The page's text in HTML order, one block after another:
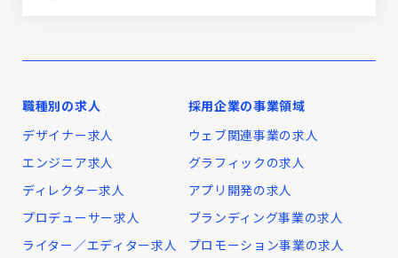
職種別の求人
デザイナー求人
エンジニア求人
ディレクター求人
プロデューサー求人
ライター／エディター求人
採用企業の事業領域
ウェブ関連事業の求人
グラフィックの求人
アプリ開発の求人
ブランディング事業の求人
プロモーション事業の求人